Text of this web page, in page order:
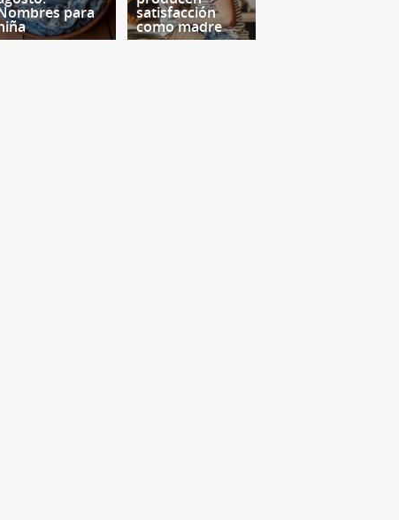
para satisfacción
como madre